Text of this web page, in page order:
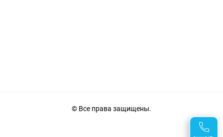
© Все права защищены.